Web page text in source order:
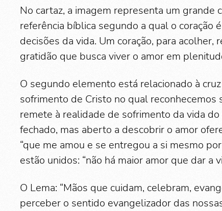
No cartaz, a imagem representa um grande
referência bíblica segundo a qual o coração
decisões da vida. Um coração, para acolher,
gratidão que busca viver o amor em
O segundo elemento está relacionado à
sofrimento de Cristo no qual reconhecemos
remete à realidade de sofrimento da vida
fechado, mas aberto a descobrir o amor
“que me amou e se entregou a si mesmo
estão unidos: “não há maior amor que dar a
O Lema: “Mãos que cuidam, celebram,
perceber o sentido evangelizador das